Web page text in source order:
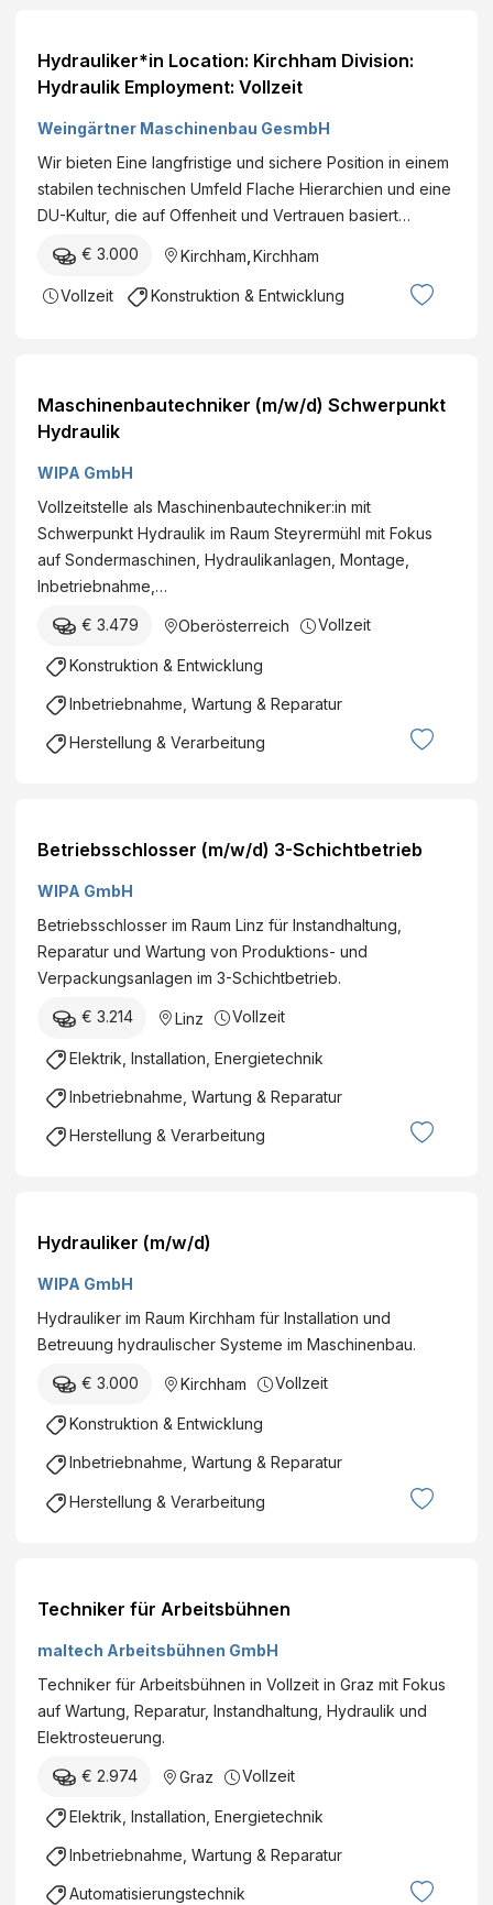
Hydrauliker*in Location: Kirchham Division:
Hydraulik Employment: Vollzeit
Weingärtner Maschinenbau GesmbH
Wir bieten Eine langfristige und sichere Position in einem
stabilen technischen Umfeld Flache Hierarchien und eine
DU-Kultur, die auf Offenheit und Vertrauen basiert…
€ 3.000 Kirchham Kirchham
Vollzeit Konstruktion & Entwicklung
Maschinenbautechniker (m/w/d) Schwerpunkt
Hydraulik
WIPA GmbH
Vollzeitstelle als Maschinenbautechniker:in mit
Schwerpunkt Hydraulik im Raum Steyrermühl mit Fokus
auf Sondermaschinen, Hydraulikanlagen, Montage,
Inbetriebnahme,…
€ 3.479 Oberösterreich Vollzeit
Konstruktion & Entwicklung
Inbetriebnahme, Wartung & Reparatur
Herstellung & Verarbeitung
Betriebsschlosser (m/w/d) 3-Schichtbetrieb
WIPA GmbH
Betriebsschlosser im Raum Linz für Instandhaltung,
Reparatur und Wartung von Produktions- und
Verpackungsanlagen im 3-Schichtbetrieb.
€ 3.214 Linz Vollzeit
Elektrik, Installation, Energietechnik
Inbetriebnahme, Wartung & Reparatur
Herstellung & Verarbeitung
Hydrauliker (m/w/d)
WIPA GmbH
Hydrauliker im Raum Kirchham für Installation und
Betreuung hydraulischer Systeme im Maschinenbau.
€ 3.000 Kirchham Vollzeit
Konstruktion & Entwicklung
Inbetriebnahme, Wartung & Reparatur
Herstellung & Verarbeitung
Techniker für Arbeitsbühnen
maltech Arbeitsbühnen GmbH
Techniker für Arbeitsbühnen in Vollzeit in Graz mit Fokus
auf Wartung, Reparatur, Instandhaltung, Hydraulik und
Elektrosteuerung.
€ 2.974 Graz Vollzeit
Elektrik, Installation, Energietechnik
Inbetriebnahme, Wartung & Reparatur
Automatisierungstechnik